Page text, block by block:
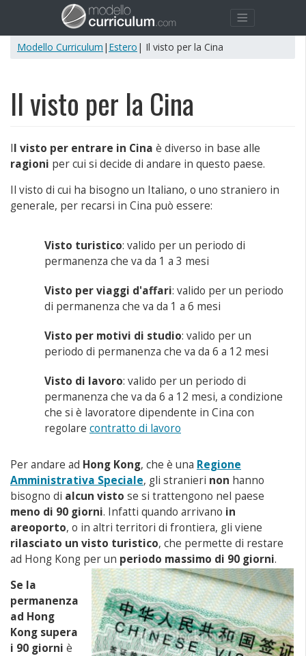
Modello Curriculum | Estero | Il visto per la Cina
Il visto per la Cina
Il visto per entrare in Cina è diverso in base alle
ragioni per cui si decide di andare in questo paese.
Il visto di cui ha bisogno un Italiano, o uno straniero in
generale, per recarsi in Cina può essere:
Visto turistico: valido per un periodo di
permanenza che va da 1 a 3 mesi
Visto per viaggi d'affari: valido per un periodo
di permanenza che va da 1 a 6 mesi
Visto per motivi di studio: valido per un
periodo di permanenza che va da 6 a 12 mesi
Visto di lavoro: valido per un periodo di
permanenza che va da 6 a 12 mesi, a condizione
che si è lavoratore dipendente in Cina con
regolarecontratto di lavoro
Per andare ad Hong Kong, che è una Regione
Amministrativa Speciale, gli stranieri non hanno
bisogno di alcun visto se si trattengono nel paese
meno di 90 giorni. Infatti quando arrivano in
areoporto, o in altri territori di frontiera, gli viene
rilasciato un visto turistico, che permette di restare
ad Hong Kong per un periodo massimo di 90 giorni.
Se la
permanenza
ad Hong
Kong supera
i 90 giorni è